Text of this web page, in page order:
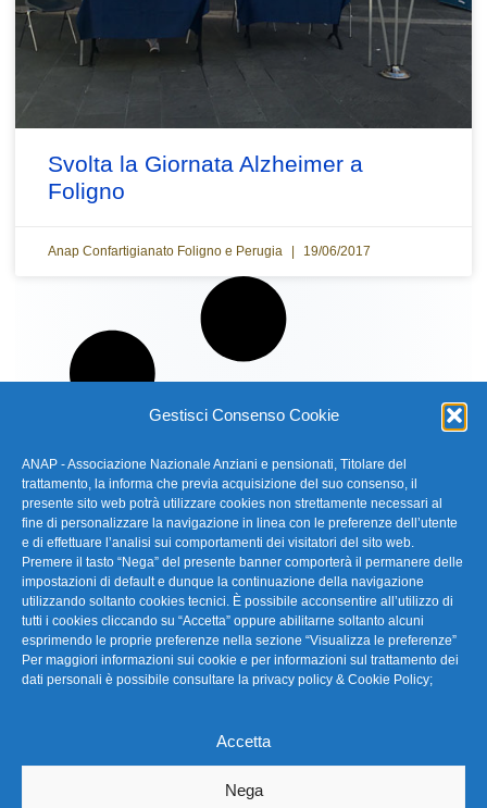
Gestisci Consenso Cookie
ANAP - Associazione Nazionale Anziani e pensionati, Titolare del
trattamento, la informa che previa acquisizione del suo consenso, il
presente sito web potrà utilizzare cookies non strettamente necessari al
fine di personalizzare la navigazione in linea con le preferenze dell’utente
e di effettuare l’analisi sui comportamenti dei visitatori del sito web.
Premere il tasto “Nega” del presente banner comporterà il permanere delle
impostazioni di default e dunque la continuazione della navigazione
utilizzando soltanto cookies tecnici. È possibile acconsentire all’utilizzo di
tutti i cookies cliccando su “Accetta” oppure abilitarne soltanto alcuni
esprimendo le proprie preferenze nella sezione “Visualizza le preferenze”
Per maggiori informazioni sui cookie e per informazioni sul trattamento dei
dati personali è possibile consultare la privacy policy & Cookie Policy;
Accetta
Nega
Svolta la Giornata Alzheimer a
Foligno
Anap Confartigianato Foligno e Perugia 19/06/2017